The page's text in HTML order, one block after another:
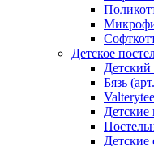
Детское
Бязь
Детские
Детские